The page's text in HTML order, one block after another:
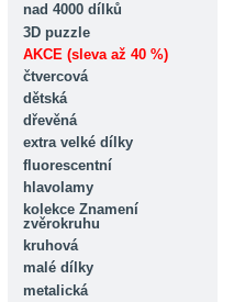
nad 4000 dílků
3D puzzle
AKCE (sleva až 40 %)
čtvercová
dětská
dřevěná
extra velké dílky
fluorescentní
hlavolamy
kolekce Znamení
zvěrokruhu
kruhová
malé dílky
metalická